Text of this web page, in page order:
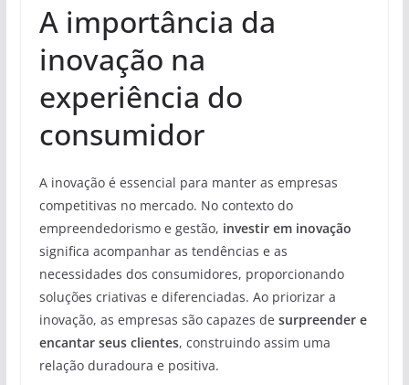
A importância da
inovação na
experiência do
consumidor
A inovação é essencial para manter as empresas
competitivas no mercado. No contexto do
empreendedorismo e gestão, investir em inovação
significa acompanhar as tendências e as
necessidades dos consumidores, proporcionando
soluções criativas e diferenciadas. Ao priorizar a
inovação, as empresas são capazes de surpreender e
encantar seus clientes, construindo assim uma
relação duradoura e positiva.